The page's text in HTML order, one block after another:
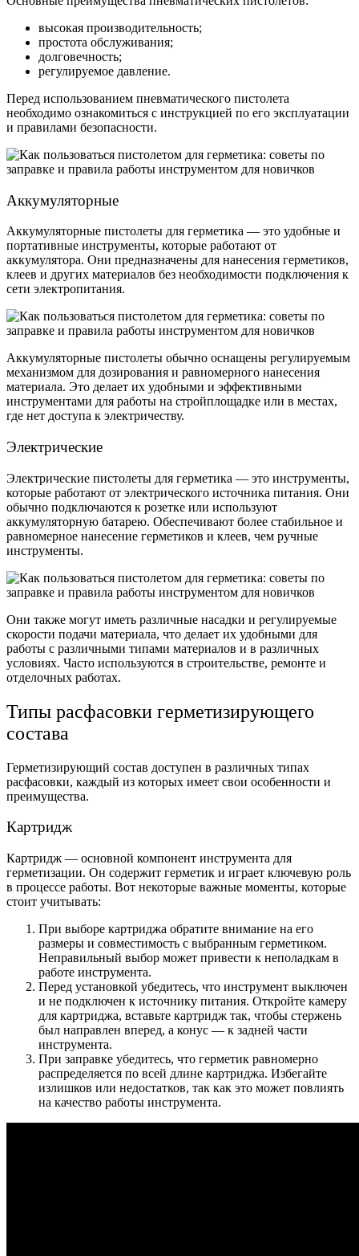
высокая производительность;
простота обслуживания;
долговечность;
регулируемое давление.
Перед использованием пневматического пистолета
необходимо ознакомиться с инструкцией по его эксплуатации
и правилами безопасности.
Аккумуляторные
Аккумуляторные пистолеты для герметика — это удобные и
портативные инструменты, которые работают от
аккумулятора. Они предназначены для нанесения герметиков,
клеев и других материалов без необходимости подключения к
сети электропитания.
Аккумуляторные пистолеты обычно оснащены регулируемым
механизмом для дозирования и равномерного нанесения
материала. Это делает их удобными и эффективными
инструментами для работы на стройплощадке или в местах,
где нет доступа к электричеству.
Электрические
Электрические пистолеты для герметика — это инструменты,
которые работают от электрического источника питания. Они
обычно подключаются к розетке или используют
аккумуляторную батарею. Обеспечивают более стабильное и
равномерное нанесение герметиков и клеев, чем ручные
инструменты.
Они также могут иметь различные насадки и регулируемые
скорости подачи материала, что делает их удобными для
работы с различными типами материалов и в различных
условиях. Часто используются в строительстве, ремонте и
отделочных работах.
Типы расфасовки герметизирующего
состава
Герметизирующий состав доступен в различных типах
расфасовки, каждый из которых имеет свои особенности и
преимущества.
Картридж
Картридж — основной компонент инструмента для
герметизации. Он содержит герметик и играет ключевую роль
в процессе работы. Вот некоторые важные моменты, которые
стоит учитывать:
При выборе картриджа обратите внимание на его
размеры и совместимость с выбранным герметиком.
Неправильный выбор может привести к неполадкам в
работе инструмента.
Перед установкой убедитесь, что инструмент выключен
и не подключен к источнику питания. Откройте камеру
для картриджа, вставьте картридж так, чтобы стержень
был направлен вперед, а конус — к задней части
инструмента.
При заправке убедитесь, что герметик равномерно
распределяется по всей длине картриджа. Избегайте
излишков или недостатков, так как это может повлиять
на качество работы инструмента.